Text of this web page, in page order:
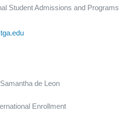
Student Admissions and Programs
de Leon
Enrollment